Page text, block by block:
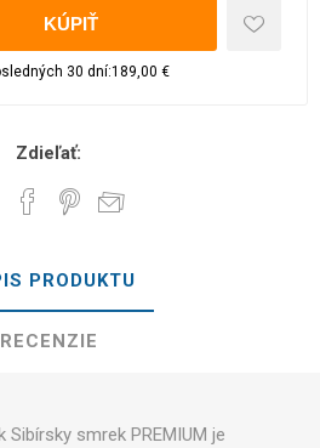
30 dní:189,00 €
Zdieľať:
PRODUKTU
RECENZIE
smrek PREMIUM je